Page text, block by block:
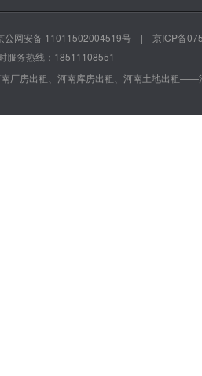
公网安备 11011502004519号 | 京ICP备
服务热线：18511108551
厂房出租、河南库房出租、河南土地出租